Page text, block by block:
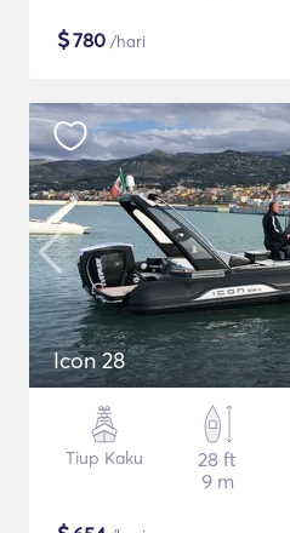
$780 /hari
Icon 28
Tiup Kaku
28 ft
9 m